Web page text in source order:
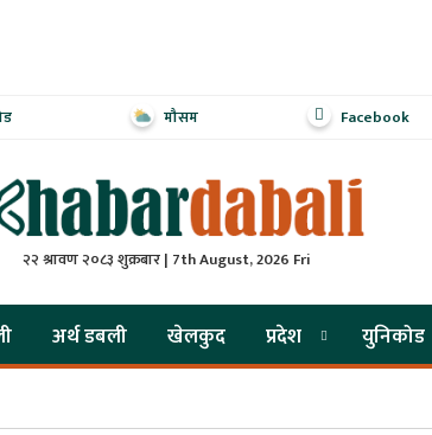
मौसम Facebook
२२ श्रावण २०८३ शुक्रबार | 7th August, 2026 Fri
अर्थ डबली खेलकुद प्रदेश युनिकोड